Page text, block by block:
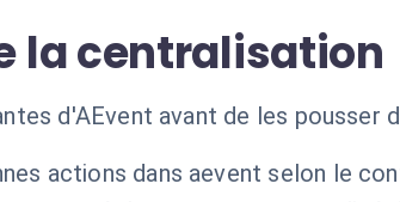
la centralisation
d'AEvent avant de les pousser
actions dans aevent selon le